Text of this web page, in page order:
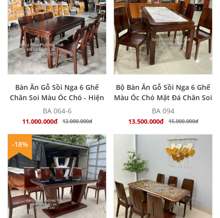
MUA NGAY
Bàn Ăn Gỗ Sồi Nga 6 Ghế
Chân Soi Màu Óc Chó - Hiện
Đại
BA 064-6
11.000.000đ 12.000.000đ
MUA NGAY
Bộ Bàn Ăn Gỗ Sồi Nga 6 Ghế
Màu Óc Chó Mặt Đá Chân Soi
BA 094
13.500.000đ 15.000.000đ
-18%